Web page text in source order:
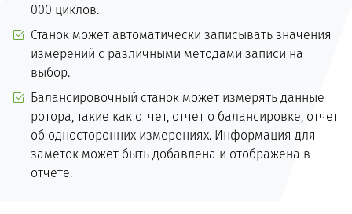
000 циклов.
Станок может автоматически записывать значения
измерений с различными методами записи на
выбор.
Балансировочный станок может измерять данные
ротора, такие как отчет, отчет о балансировке, отчет
об односторонних измерениях. Информация для
заметок может быть добавлена и отображена в
отчете.